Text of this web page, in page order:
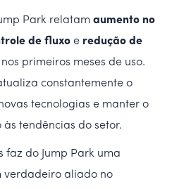
Park relatam aumento no
de fluxo e redução de
nos primeiros meses de uso.
constantemente o
tecnologias e manter o
tendências do setor.
faz do Jump Park uma
verdadeiro aliado no